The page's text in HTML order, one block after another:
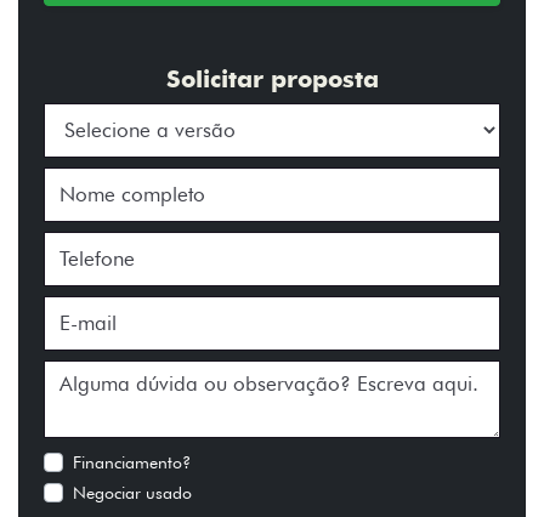
Solicitar proposta
Financiamento?
Negociar usado